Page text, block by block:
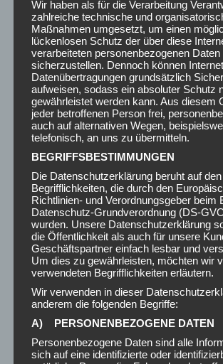
Deine Nachricht
Durch die Benutzung dieses
der Speicherung meiner Daten durch
Wien zu.
Wir haben als für die Verarbeitung
zahlreiche technische und
Maßnahmen umgesetzt, um einen
lückenlosen Schutz der über diese
verarbeiteten personenbezogenen Daten
sicherzustellen. Dennoch können
Datenübertragungen grundsätzlich
aufweisen, sodass ein absoluter Schutz
gewährleistet werden kann. Aus diesem
jeder betroffenen Person frei,
auch auf alternativen Wegen,
telefonisch, an uns zu übermitteln.
BEGRIFFSBESTIMMUNGEN
Die Datenschutzerklärung beruht auf den
Begrifflichkeiten, die durch den
Richtlinien- und Verordnungsgeber beim
Datenschutz-Grundverordnung (DS-
wurden. Unsere Datenschutzerklärung
die Öffentlichkeit als auch für unsere
Geschäftspartner einfach lesbar und
Um dies zu gewährleisten, möchten wir
verwendeten Begrifflichkeiten erläutern.
Wir verwenden in dieser
anderem die folgenden Begriffe:
A) PERSONENBEZOGENE DATEN
Personenbezogene Daten sind alle
sich auf eine identifizierte oder